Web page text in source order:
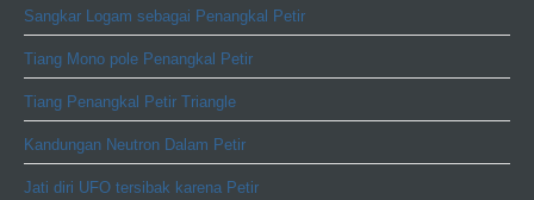
Sangkar Logam sebagai Penangkal Petir
Tiang Mono pole Penangkal Petir
Tiang Penangkal Petir Triangle
Kandungan Neutron Dalam Petir
Jati diri UFO tersibak karena Petir